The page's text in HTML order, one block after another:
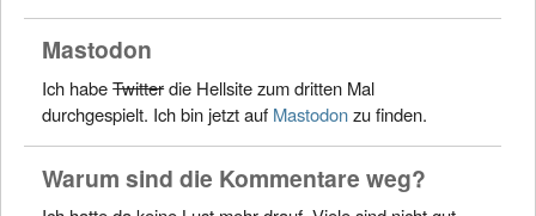
Mastodon
Ich habeTwitterdie Hellsite zum dritten Mal
durchgespielt. Ich bin jetzt auf Mastodonzu finden.
Warum sind die Kommentare weg?